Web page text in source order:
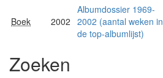
Boek 2002
Albumdossier 1969-
2002 (aantal weken in
de top-albumlijst)
Zoeken